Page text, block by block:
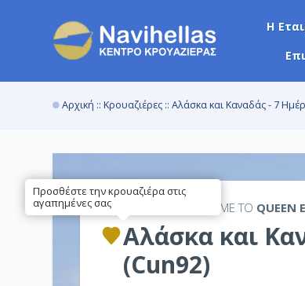
Η
Αρχική ::Κρουαζιέρες :: Αλάσκα και Καναδάς - 7
7ΉΜΕΡΗ ΚΡΟΥΑΖΙΕΡΑ ΜΕ ΤΟ QUEEN
Αλάσκα και
(Cun92)
Προσθέστε την κρουαζιέρα στις
αγαπημένες σας